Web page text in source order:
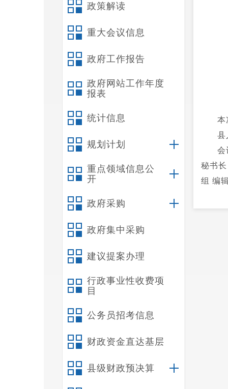
政策解读
重大会议信息
政府工作报告
政府网站工作年度
报表
统计信息
规划计划
重点领域信息公
开
政府采购
政府集中采购
建议提案办理
行政事业性收费项
目
公务员招考信息
财政资金直达基层
县级财政预决算
本
县
会
秘书
组 编